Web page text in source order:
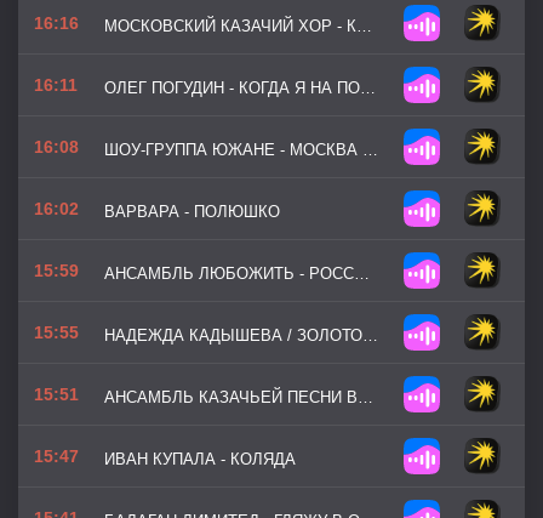
16:16 МОСКОВСКИЙ КАЗАЧИЙ ХОР - КАК У НАШЕГО СОСЕДА
16:11 ОЛЕГ ПОГУДИН - КОГДА Я НА ПОЧТЕ СЛУЖИЛ ЯМЩИКОМ
16:08 ШОУ-ГРУППА ЮЖАНЕ - МОСКВА ЗЛАТОГЛАВАЯ
16:02 ВАРВАРА - ПОЛЮШКО
15:59 АНСАМБЛЬ ЛЮБОЖИТЬ - РОССИЯ МАТУШКА МОЯ
15:55 НАДЕЖДА КАДЫШЕВА / ЗОЛОТОЕ КОЛЬЦО - ОЙ КАЛИНА ОЙ МАЛИНА
15:51 АНСАМБЛЬ КАЗАЧЬЕЙ ПЕСНИ ВОЛЬНЫЙ ДОН - СМУГЛЯНКА
15:47 ИВАН КУПАЛА - КОЛЯДА